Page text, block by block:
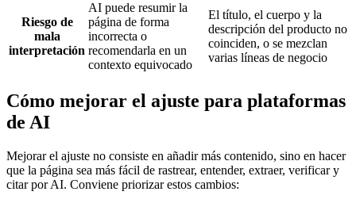
Riesgo de
mala
interpretación
AI puede resumir la
página de forma
incorrecta o
recomendarla en un
contexto equivocado
El título, el cuerpo y la
descripción del producto no
coinciden, o se mezclan
varias líneas de negocio
Cómo mejorar el ajuste para plataformas
de AI
Mejorar el ajuste no consiste en añadir más contenido, sino en hacer
que la página sea más fácil de rastrear, entender, extraer, verificar y
citar por AI. Conviene priorizar estos cambios: